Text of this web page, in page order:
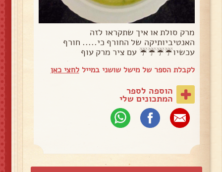
מרק סולת או איך שתקראו לזה
האנטיביותיקה של החורף כי..... חורף
עכשיו☔️☔️☔️☔️ עם ציר מרק עוף
לקבלת הספר של מישל שושני במייללחצי כאן
הוספה לספר
המתכונים שלי